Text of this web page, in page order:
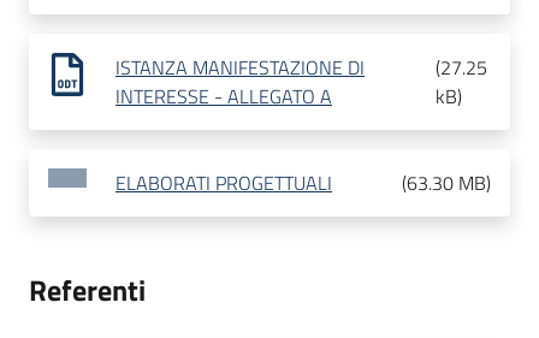
ISTANZA MANIFESTAZIONE DI
INTERESSE - ALLEGATO A
(27.25
kB)
ELABORATI PROGETTUALI (63.30 MB)
Referenti